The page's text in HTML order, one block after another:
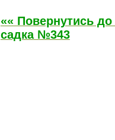
«« Повернутись
садка №343